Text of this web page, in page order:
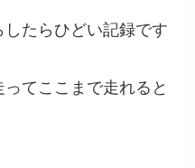
たらひどい記録です
てここまで走れると